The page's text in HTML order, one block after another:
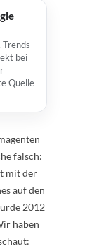
bei
Quelle
falsch:
mit der
auf den
2012
haben